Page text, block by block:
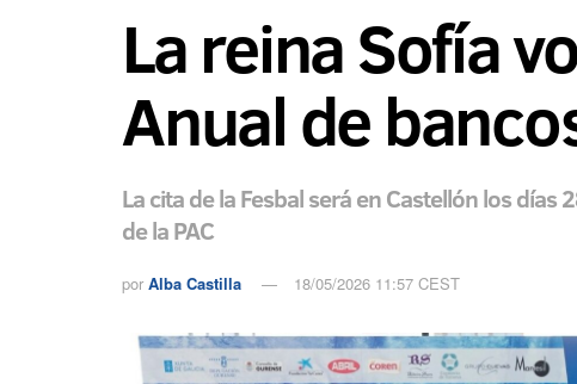
La reina Sofía
Anual de
La cita de la Fesbal será en Castellón los
de la PAC
por Alba Castilla 18/05/2026 11:57 CEST